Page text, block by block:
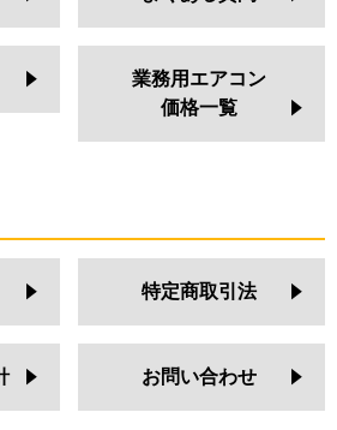
業務用エアコン
価格一覧
特定商取引法
お問い合わせ